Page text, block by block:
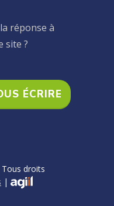
réponse à
site ?
ÉCRIRE
droits
|